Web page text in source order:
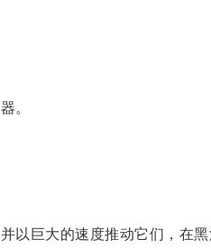
。
巨大的速度推动它们，在黑